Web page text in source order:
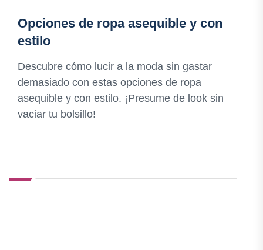
Opciones de ropa asequible y con
estilo
Descubre cómo lucir a la moda sin gastar
demasiado con estas opciones de ropa
asequible y con estilo. ¡Presume de look sin
vaciar tu bolsillo!